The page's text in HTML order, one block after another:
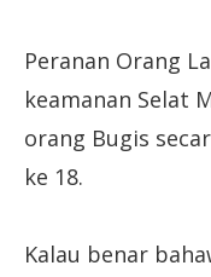
Peranan Orang
keamanan Selat
orang Bugis
ke 18.
Kalau benar